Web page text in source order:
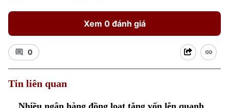
Xem 0 đánh giá
0
Tin liên quan
Nhiều ngân hàng đồng loạt tăng vốn lên quanh